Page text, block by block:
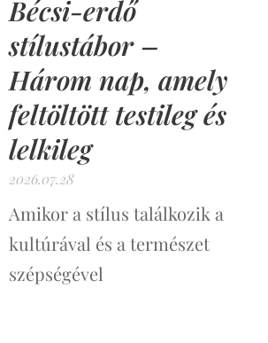
Bécsi-erdő
stílustábor –
Három nap, amely
feltöltött testileg és
lelkileg
2026.07.28
Amikor a stílus találkozik a
kultúrával és a természet
szépségével